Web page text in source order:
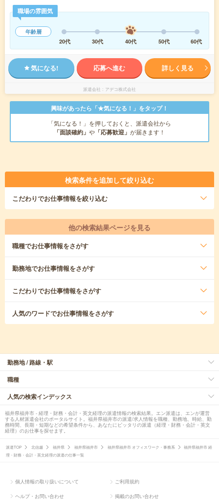
職場の雰囲気
年齢層
20代
30代 40代 50代 60代
気になる! 応募へ進む 詳しく見る
派遣会社 アデコ株式会社
興味があったら「★気になる！」をタップ！
「気になる！」を押しておくと、派遣会社から
「面談確約」 や 「応募歓迎」 が届きます！
検索条件を追加して絞り込む
こだわりでお仕事情報を絞り込む
他の検索結果ページを見る
職種でお仕事情報をさがす
勤務地でお仕事情報をさがす
こだわりでお仕事情報をさがす
人気のワードでお仕事情報をさがす
勤務地 / 路線・駅
職種
人気の検索インデックス
福井県福井市 - 経理・財務・会計・英文経理の派遣情報の検索結果。エン派遣は、エンが運営
する人材派遣会社のポータルサイト。福井県福井市の派遣/求人情報を職種、勤務地、時給、勤
務時間、長期・短期などの希望条件から、あなたにピッタリの派遣（経理・財務・会計・英文
経理）のお仕事を探せます。
派遣TOP 北信越 福井県 福井県福井市 福井県福井市 オフィスワーク・事務系
福井県福井市 経
理・財務・会計・英文経理の派遣の仕事一覧
個人情報の取り扱いについて ご利用規約
ヘルプ・お問い合わせ 掲載のお問い合わせ